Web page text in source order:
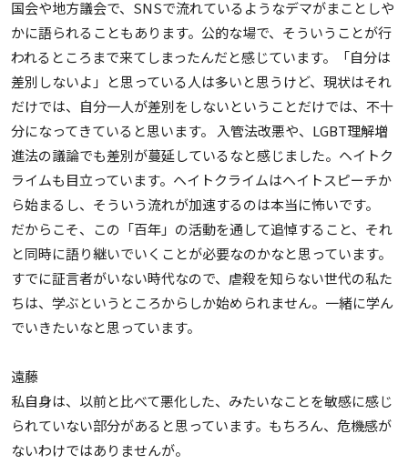
国会や地方議会で、SNSで流れているようなデマがまことしや
かに語られることもあります。公的な場で、そういうことが行
われるところまで来てしまったんだと感じています。「自分は
差別しないよ」と思っている人は多いと思うけど、現状はそれ
だけでは、自分一人が差別をしないということだけでは、不十
分になってきていると思います。 入管法改悪や、LGBT理解増
進法の議論でも差別が蔓延しているなと感じました。ヘイトク
ライムも目立っています。ヘイトクライムはヘイトスピーチか
ら始まるし、そういう流れが加速するのは本当に怖いです。
だからこそ、この「百年」の活動を通して追悼すること、それ
と同時に語り継いでいくことが必要なのかなと思っています。
すでに証言者がいない時代なので、虐殺を知らない世代の私た
ちは、学ぶというところからしか始められません。一緒に学ん
でいきたいなと思っています。
遠藤
私自身は、以前と比べて悪化した、みたいなことを敏感に感じ
られていない部分があると思っています。もちろん、危機感が
ないわけではありませんが。